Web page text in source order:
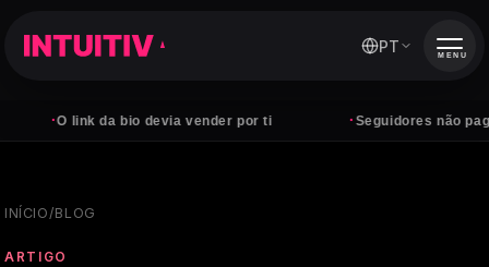
O link da bio devia vender por ti Seguidores não pagam
PT MENU
INÍCIO/BLOG
ARTIGO